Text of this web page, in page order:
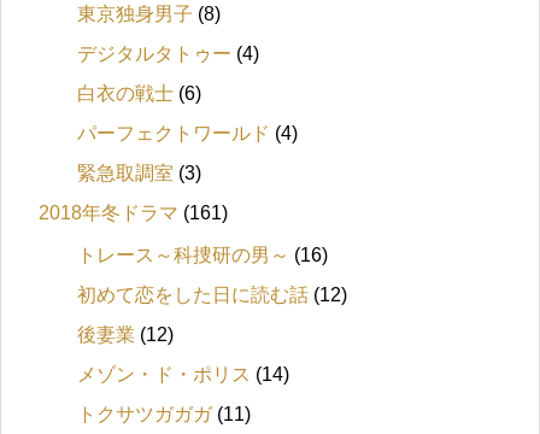
東京独身男子 (8)
デジタルタトゥー (4)
白衣の戦士 (6)
パーフェクトワールド (4)
緊急取調室 (3)
2018年冬ドラマ (161)
トレース～科捜研の男～ (16)
初めて恋をした日に読む話 (12)
後妻業 (12)
メゾン・ド・ポリス (14)
トクサツガガガ(11)